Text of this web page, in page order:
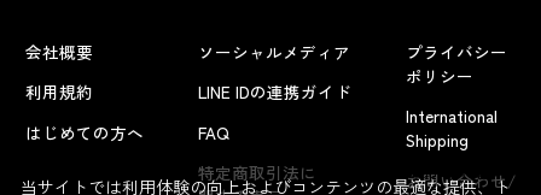
よくあるお問い合わせ
会社概要
利用規約
はじめての方へ
ソーシャルメディア
LINE IDの連携ガイド
FAQ
特定商取引法に
プライバシー
ポリシー
International
Shipping
お問い合わせ/
当サイトでは利用体験の向上およびコンテンツの最適な提供、ト